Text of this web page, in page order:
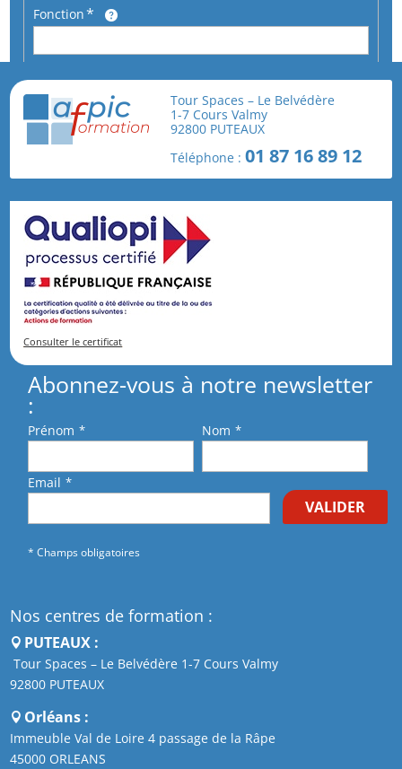
Fonction
En cochant cette case, je reconnais avoir pris
connaissance et j'accepte les
Tour Spaces – Le Belvédère
1-7 Cours Valmy
92800 PUTEAUX
Téléphone :01 87 16 89 12
Consulter le certificat
Abonnez-vous à notre newsletter
:
Prénom * Nom *
Email *
VALIDER
* Champs obligatoires
Nos centres de formation :
PUTEAUX :
Tour Spaces – Le Belvédère 1-7 Cours Valmy
92800 PUTEAUX
Orléans :
Immeuble Val de Loire 4 passage de la Râpe
45000 ORLEANS